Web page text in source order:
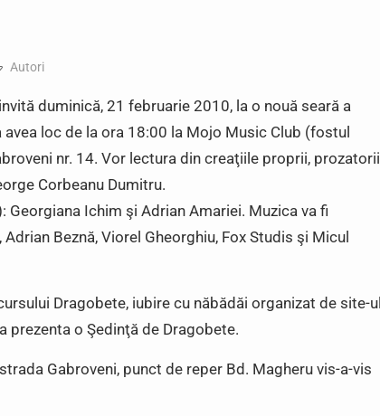
Autori
duminică, 21 februarie 2010, la o nouă seară a
loc de la ora 18:00 la Mojo Music Club (fostul
nr. 14. Vor lectura din creaţiile proprii, prozatorii
Corbeanu Dumitru.
Ichim şi Adrian Amariei. Muzica va fi
Beznă, Viorel Gheorghiu, Fox Studis şi Micul
Dragobete, iubire cu năbădăi organizat de site-ul
prezenta o Şedinţă de Dragobete.
Gabroveni, punct de reper Bd. Magheru vis-a-vis